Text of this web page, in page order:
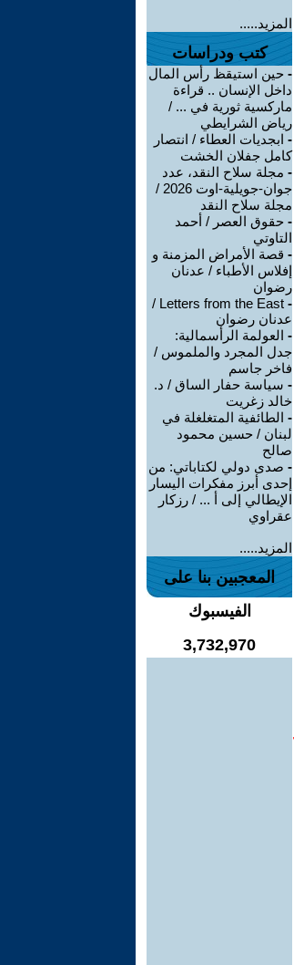
المزيد.....
كتب ودراسات
- حين استيقظ رأس المال
داخل الإنسان .. قراءة
ماركسية ثورية في ... /
رياض الشرايطي
- ابجديات العطاء / انتصار
كامل جفلان الخشت
- مجلة سلاح النقد، عدد
جوان-جويلية-اوت 2026 /
مجلة سلاح النقد
- حقوق العصر / أحمد
التاوتي
- قصة الأمراض المزمنة و
إفلاس الأطباء / عدنان
رضوان
-
Letters from the East /
عدنان رضوان
- العولمة الرأسمالية:
جدل المجرد والملموس /
فاخر جاسم
- سياسة حفار الساق / د.
خالد زغريت
- الطائفية المتغلغلة في
لبنان / حسين محمود
صالح
- صدى دولي لكتاباتي: من
إحدى أبرز مفكرات اليسار
الإيطالي إلى أ ... / رزكار
عقراوي
المزيد.....
المعجبين بنا على
الفيسبوك
3,732,970